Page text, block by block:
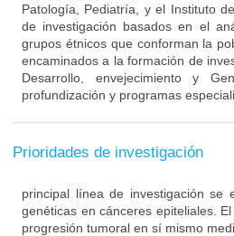
Patología, Pediatría, y el Instituto
de investigación basados en el
grupos étnicos que conforman la
encaminados a la formación de
Desarrollo, envejecimiento y
profundización y programas
Prioridades de investigación
principal línea de investigación se
genéticas en cánceres epiteliales.
progresión tumoral en sí mismo